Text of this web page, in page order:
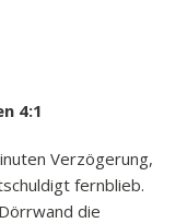
4:1
Verzögerung,
fernblieb.
die